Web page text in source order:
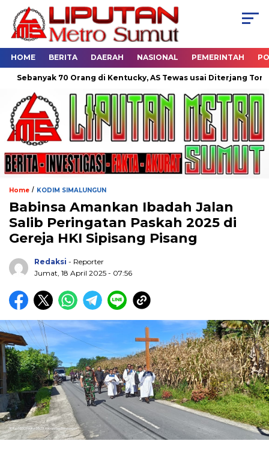
HOME BERITA DAERAH NASIONAL PEMERINTAH
70 Orang di Kentucky, AS Tewas usai Diterjang Tornado
Home / KODIM SIMALUNGUN
Babinsa Amankan Ibadah Jalan
Salib Peringatan Paskah 2025 di
Gereja HKI Sipisang Pisang
Redaksi - Reporter
Jumat, 18 April 2025 - 07:56